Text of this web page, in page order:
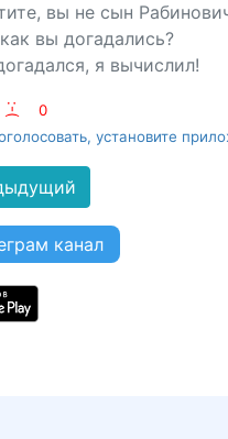
вы не сын
вы догадались?
я вычислил!
:-(
0
установите
канал